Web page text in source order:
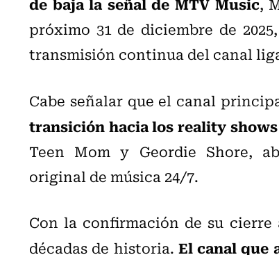
próximo 31 de diciembre de
transmisión continua del canal
Cabe señalar que el canal
transición hacia los reality
Teen Mom y Geordie Shore,
original de música 24/7.
Con la confirmación de su cierre
décadas de historia. El canal que